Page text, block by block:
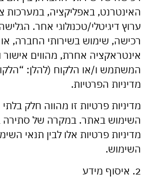
האינטרנט, באפליקציה, במערכות
ערוץ דיגיטלי/טכנולוגי אחר.
רכישה, שימוש בשירותי החברה,
אינטראקציה אחרת, מהווים
המשתמש ו/או הלקוח (להלן:
מדיניות הפרטיות.
מדיניות פרטיות זו מהווה חלק
השימוש באתר. במקרה של סתירה
מדיניות פרטיות אלו לבין תנאי
השימוש.
2. איסוף מידע